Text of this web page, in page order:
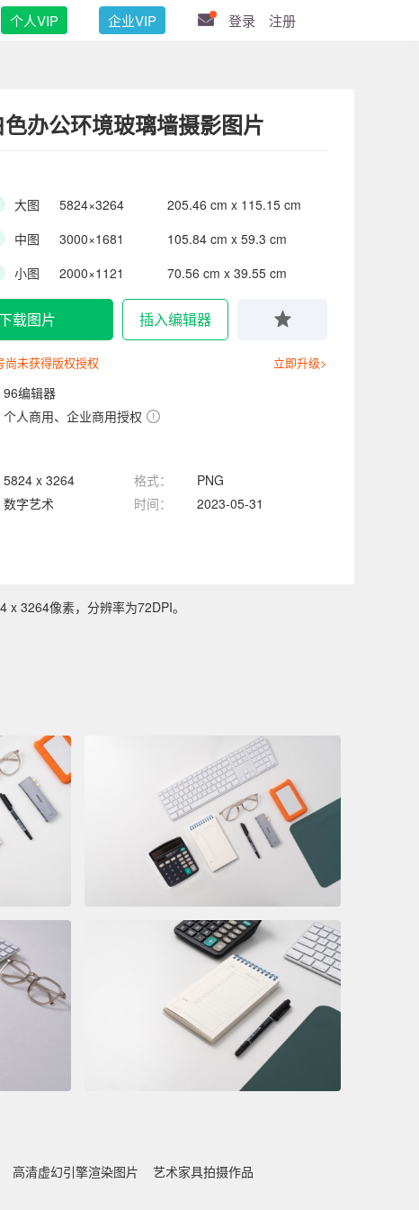
个人VIP 企业VIP 登录 注册
办公环境玻璃墙摄影图片
大图 5824×3264 205.46 cm x 115.15 cm
中图 3000×1681 105.84 cm x 59.3 cm
小图 2000×1121 70.56 cm x 39.55 cm
载图片 插入编辑器
尚未获得版权授权 立即升级>
96编辑器
个人商用、企业商用授权
5824 x 3264 格式：
PNG
数字艺术 时间： 2023-05-31
3264像素，分辨率为72DPI。
高清虚幻引擎渲染图片
艺术家具拍摄作品